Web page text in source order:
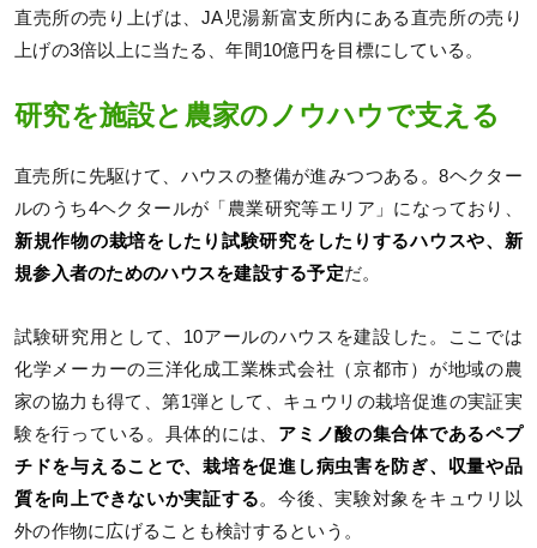
直売所の売り上げは、JA児湯新富支所内にある直売所の売り
上げの3倍以上に当たる、年間10億円を目標にしている。
研究を施設と農家のノウハウで支える
直売所に先駆けて、ハウスの整備が進みつつある。8ヘクター
ルのうち4ヘクタールが「農業研究等エリア」になっており、
新規作物の栽培をしたり試験研究をしたりするハウスや、新
規参入者のためのハウスを建設する予定だ。
試験研究用として、10アールのハウスを建設した。ここでは
化学メーカーの三洋化成工業株式会社（京都市）が地域の農
家の協力も得て、第1弾として、キュウリの栽培促進の実証実
験を行っている。具体的には、 アミノ酸の集合体であるペプ
チドを与えることで、栽培を促進し病虫害を防ぎ、収量や品
質を向上できないか実証する。今後、実験対象をキュウリ以
外の作物に広げることも検討するという。